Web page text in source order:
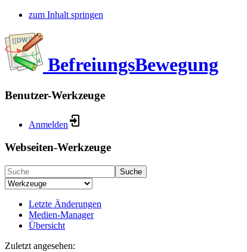
zum Inhalt springen
BefreiungsBewegung
Benutzer-Werkzeuge
Anmelden
Webseiten-Werkzeuge
Suche
Letzte Änderungen
Medien-Manager
Übersicht
Zuletzt angesehen: